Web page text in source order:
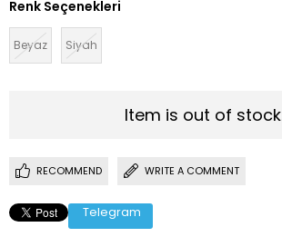
Renk Seçenekleri
Beyaz Siyah
Item is out of
RECOMMEND WRITE A COMMENT
Telegram